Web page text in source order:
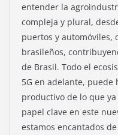
entender la
compleja y plural,
puertos y automóviles,
brasileños,
de Brasil. Todo el
5G en adelante, puede
productivo de lo que
papel clave en este
estamos encantados